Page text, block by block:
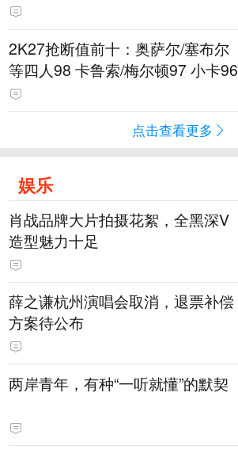
2K27抢断值前十：奥萨尔/塞布尔
等四人98 卡鲁索/梅尔顿97 小卡96
点击查看更多
娱乐
肖战品牌大片拍摄花絮，全黑深V
造型魅力十足
薛之谦杭州演唱会取消，退票补偿
方案待公布
两岸青年，有种“一听就懂”的默契